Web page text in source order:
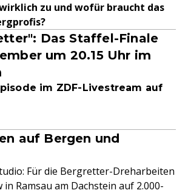
zu und wofür braucht das
Das Staffel-Finale
um 20.15 Uhr im
im ZDF-Livestream auf
auf Bergen und
Für die Bergretter-Dreharbeiten
in Ramsau am Dachstein auf 2.000-